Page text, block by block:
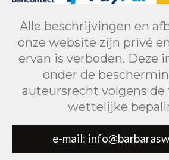
Alle beschrijvingen en
onze website zijn privé
ervan is verboden. Deze
onder de
auteursrecht volgens de
wettelijke
e-mail: